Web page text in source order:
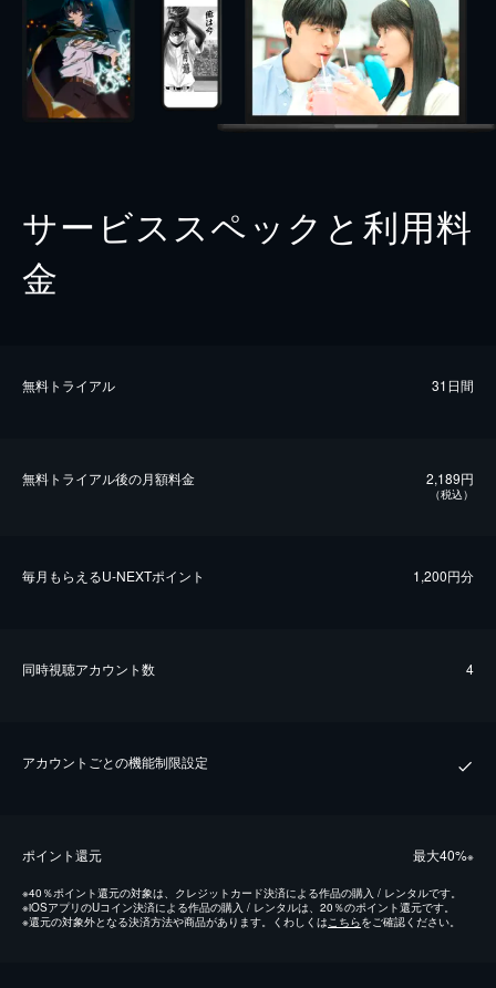
サービススペックと利用料
金
無料トライアル 31日間
無料トライアル後の⽉額料金 2,189円
（税込）
毎⽉もらえるU-NEXTポイント 1,200円分
同時視聴アカウント数 4
アカウントごとの機能制限設定
ポイント還元 最⼤40%※
※40％ポイント還元の対象は、クレジットカード決済による作品の購入 / レンタルです。
※iOSアプリのUコイン決済による作品の購入 / レンタルは、20％のポイント還元です。
※還元の対象外となる決済方法や商品があります。くわしくはこちらをご確認ください。